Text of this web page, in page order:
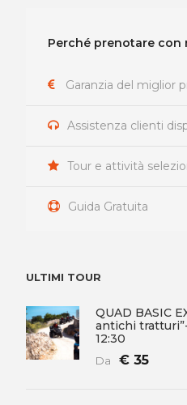
Perché prenotare con
Garanzia del miglior
Assistenza clienti
Tour e attività
Guida Gratuita
ULTIMI TOUR
QUAD BASIC
antichi
12:30
Da € 35